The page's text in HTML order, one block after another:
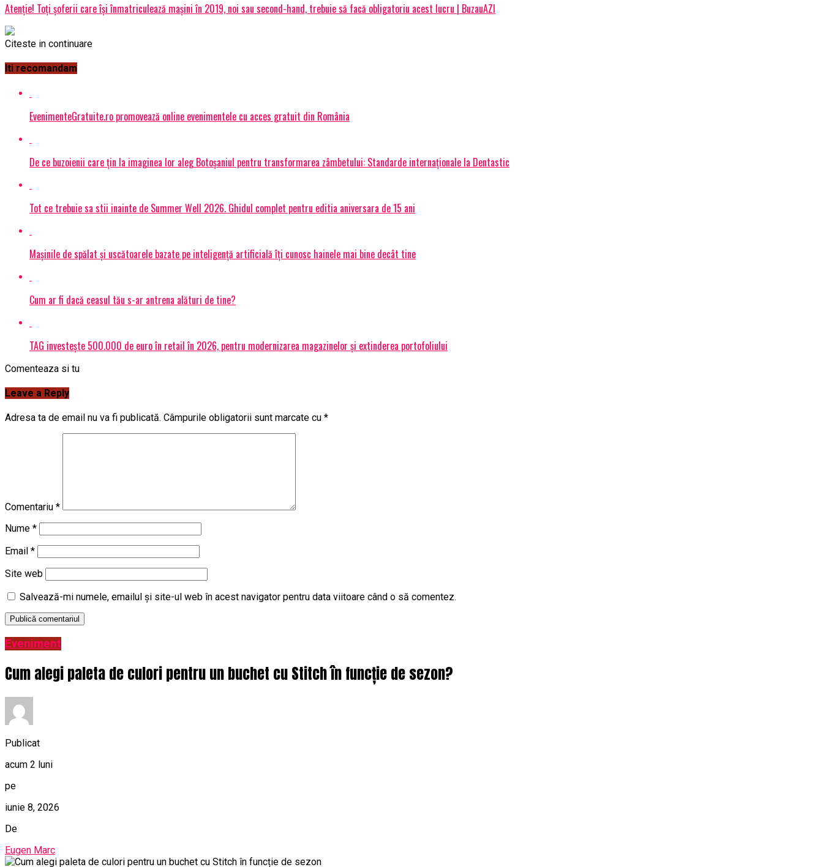
Atenție! Toți șoferii care își înmatriculează mașini în 2019, noi sau second-hand, trebuie să facă obligatoriu acest lucru | BuzauAZI
Citeste in continuare
Iti recomandam
EvenimenteGratuite.ro promovează online evenimentele cu acces gratuit din România
De ce buzoienii care țin la imaginea lor aleg Botoșaniul pentru transformarea zâmbetului: Standarde internaționale la Dentastic
Tot ce trebuie sa stii inainte de Summer Well 2026. Ghidul complet pentru editia aniversara de 15 ani
Mașinile de spălat și uscătoarele bazate pe inteligență artificială îți cunosc hainele mai bine decât tine
Cum ar fi dacă ceasul tău s-ar antrena alături de tine?
TAG investește 500.000 de euro în retail în 2026, pentru modernizarea magazinelor și extinderea portofoliului
Comenteaza si tu
Leave a Reply
Adresa ta de email nu va fi publicată. Câmpurile obligatorii sunt marcate cu *
Comentariu *
Nume *
Email *
Site web
Salvează-mi numele, emailul și site-ul web în acest navigator pentru data viitoare când o să comentez.
Eveniment
Cum alegi paleta de culori pentru un buchet cu Stitch în funcție de sezon?
Publicat
acum 2 luni
pe
iunie 8, 2026
De
Eugen Marc